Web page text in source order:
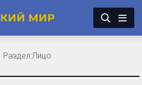
МИР
Раздел:Лицо